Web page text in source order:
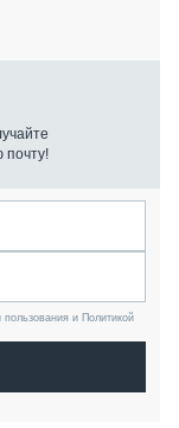
почту!
и Политикой